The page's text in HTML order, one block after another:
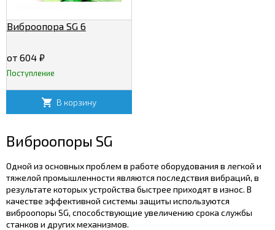
Виброопора SG 6
от 604 ₽
Поступление
В корзину
Виброопоры SG
Одной из основных проблем в работе оборудования в легкой и
тяжелой промышленности являются последствия вибраций, в
результате которых устройства быстрее приходят в износ. В
качестве эффективной системы защиты используются
виброопоры SG, способствующие увеличению срока службы
станков и других механизмов.